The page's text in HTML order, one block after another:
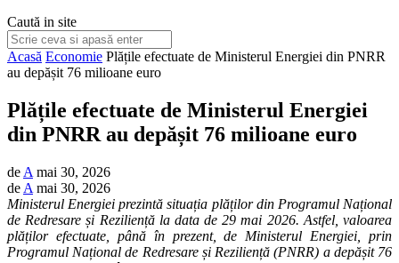
Caută in site
Acasă Economie Plățile efectuate de Ministerul Energiei din PNRR
au depășit 76 milioane euro
Plățile efectuate de Ministerul Energiei
din PNRR au depășit 76 milioane euro
de A mai 30, 2026
de A mai 30, 2026
Ministerul Energiei prezintă situația plăților din Programul Național
de Redresare și Reziliență la data de 29 mai 2026. Astfel, valoarea
plăților efectuate, până în prezent, de Ministerul Energiei, prin
Programul Național de Redresare și Reziliență (PNRR) a depășit 76